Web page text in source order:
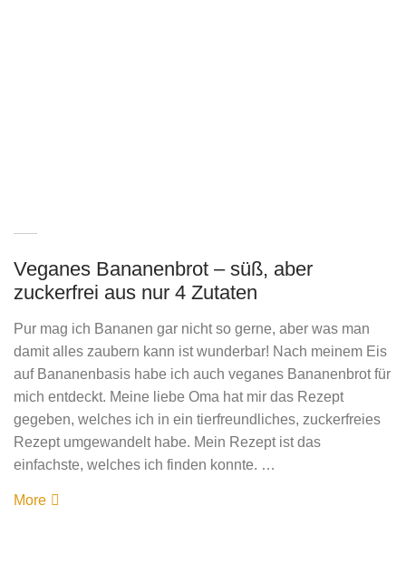
Veganes Bananenbrot – süß, aber
zuckerfrei aus nur 4 Zutaten
Pur mag ich Bananen gar nicht so gerne, aber was man
damit alles zaubern kann ist wunderbar! Nach meinem Eis
auf Bananenbasis habe ich auch veganes Bananenbrot für
mich entdeckt. Meine liebe Oma hat mir das Rezept
gegeben, welches ich in ein tierfreundliches, zuckerfreies
Rezept umgewandelt habe. Mein Rezept ist das
einfachste, welches ich finden konnte. …
More